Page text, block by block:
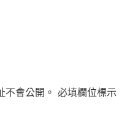
不會公開。 必填欄位標示